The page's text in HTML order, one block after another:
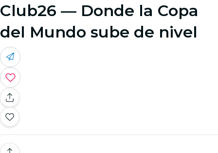
Club26 — Donde la Copa
del Mundo sube de nivel